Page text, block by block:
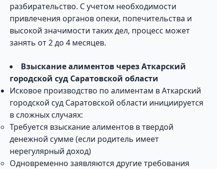
разбирательство. С учетом необходимости
привлечения органов опеки, попечительства и
высокой значимости таких дел, процесс может
занять от 2 до 4 месяцев.
Взыскание алиментов через Аткарский
городской суд Саратовской области
Исковое производство по алиментам в Аткарский
городской суд Саратовской области инициируется
в сложных случаях:
Требуется взыскание алиментов в твердой
денежной сумме (если родитель имеет
нерегулярный доход)
Одновременно заявляются другие требования